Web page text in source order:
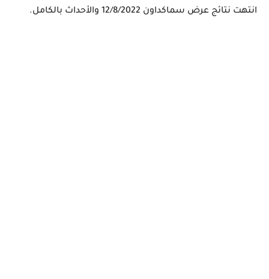
انتهت نتائج عرض سماكداون 12/8/2022 والأحداث بالكامل.